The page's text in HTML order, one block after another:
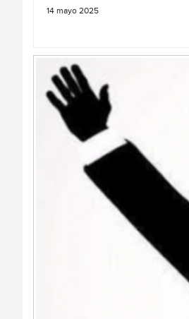
14 mayo 2025